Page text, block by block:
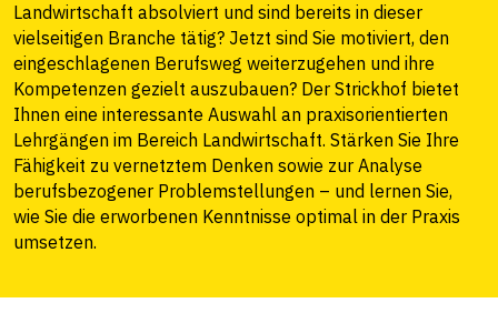
Landwirtschaft absolviert und sind bereits in dieser
vielseitigen Branche tätig? Jetzt sind Sie motiviert, den
eingeschlagenen Berufsweg weiterzugehen und ihre
Kompetenzen gezielt auszubauen? Der Strickhof bietet
Ihnen eine interessante Auswahl an praxisorientierten
Lehrgängen im Bereich Landwirtschaft. Stärken Sie Ihre
Fähigkeit zu vernetztem Denken sowie zur Analyse
berufsbezogener Problemstellungen – und lernen Sie,
wie Sie die erworbenen Kenntnisse optimal in der Praxis
umsetzen.